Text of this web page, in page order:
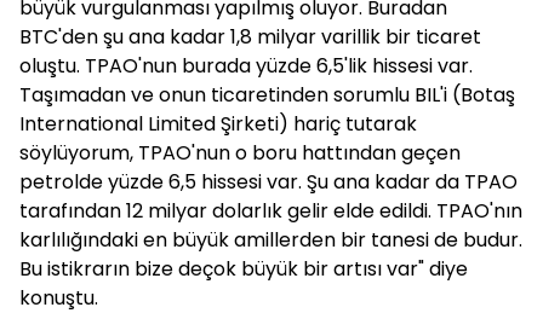
büyük vurgulanması yapılmış oluyor. Buradan
BTC'den şu ana kadar 1,8 milyar varillik bir ticaret
oluştu. TPAO'nun burada yüzde 6,5'lik hissesi var.
Taşımadan ve onun ticaretinden sorumlu BIL'i (Botaş
International Limited Şirketi) hariç tutarak
söylüyorum, TPAO'nun o boru hattından geçen
petrolde yüzde 6,5 hissesi var. Şu ana kadar da TPAO
tarafından 12 milyar dolarlık gelir elde edildi. TPAO'nın
karlılığındaki en büyük amillerden bir tanesi de budur.
Bu istikrarın bize deçok büyük bir artısı var" diye
konuştu.